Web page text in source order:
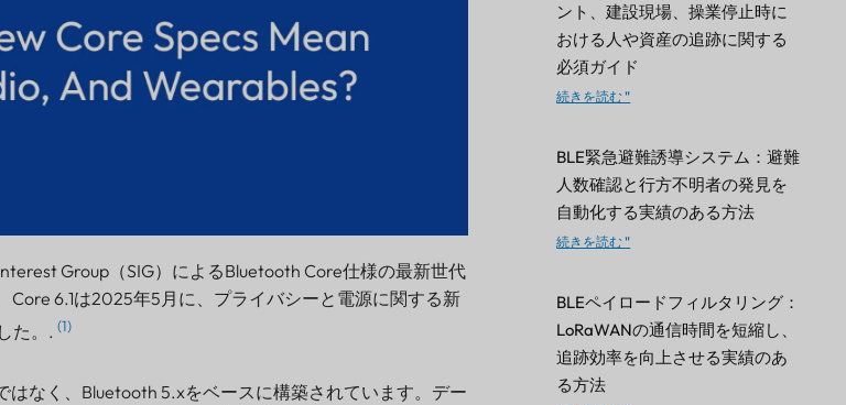
Group（SIG）によるBluetooth Core仕様の最新世代
6.1は2025年5月に、プライバシーと電源に関する新
た。. (1)
はなく、Bluetooth 5.xをベースに構築されています。デー
ント、建設現場、操業停止時に
おける人や資産の追跡に関する
必須ガイド
続きを読む "
BLE緊急避難誘導システム：避難
人数確認と行方不明者の発見を
自動化する実績のある方法
続きを読む "
BLEペイロードフィルタリング：
LoRaWANの通信時間を短縮し、
追跡効率を向上させる実績のあ
る方法